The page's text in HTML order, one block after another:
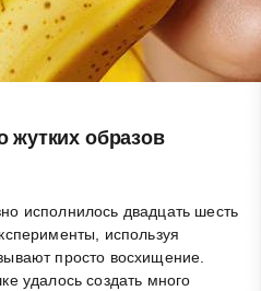
жутких образов
исполнилось двадцать шесть
используя
просто восхищение.
удалось создать много